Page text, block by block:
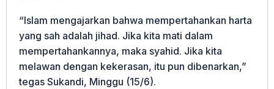
“Islam mengajarkan bahwa mempertahankan harta
yang sah adalah jihad. Jika kita mati dalam
mempertahankannya, maka syahid. Jika kita
melawan dengan kekerasan, itu pun dibenarkan,”
tegas Sukandi, Minggu (15/6).